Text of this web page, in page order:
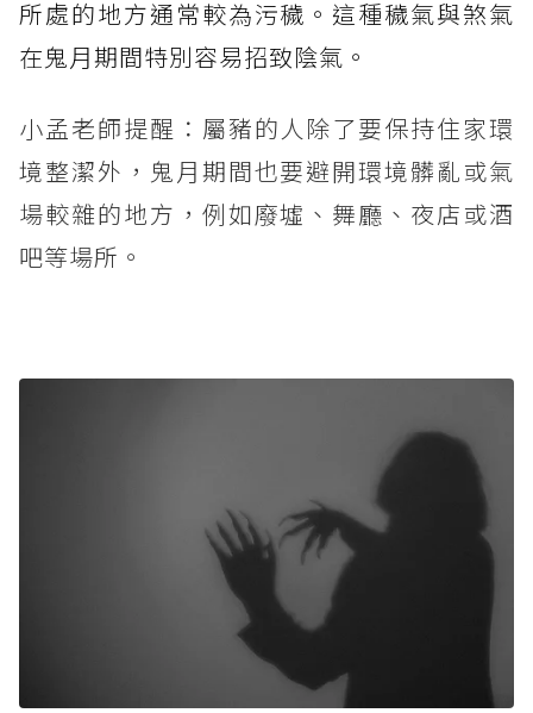
所處的地方通常較為污穢。這種穢氣與煞氣
在鬼月期間特別容易招致陰氣。
小孟老師提醒：屬豬的人除了要保持住家環
境整潔外，鬼月期間也要避開環境髒亂或氣
場較雜的地方，例如廢墟、舞廳、夜店或酒
吧等場所。